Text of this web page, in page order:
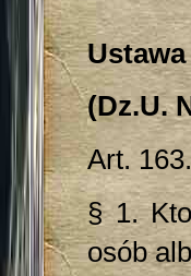
(Dz.U.
Art. 163.
§ 1.
osób